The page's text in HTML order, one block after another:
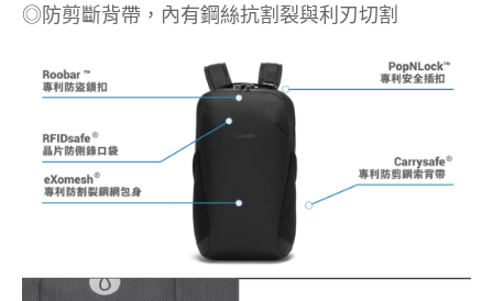
◎防剪斷背帶，內有鋼絲抗割裂與利刃切割